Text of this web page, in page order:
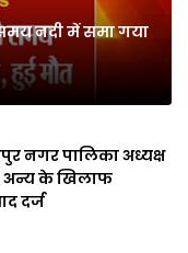
नदी में समा गया
नगर पालिका अध्यक्ष
अन्य के खिलाफ
दर्ज